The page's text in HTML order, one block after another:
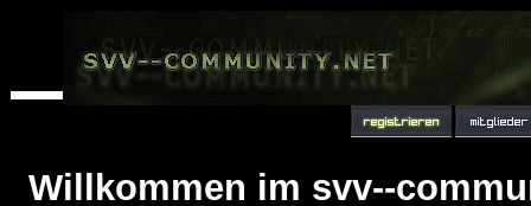
Willkommen im svv--